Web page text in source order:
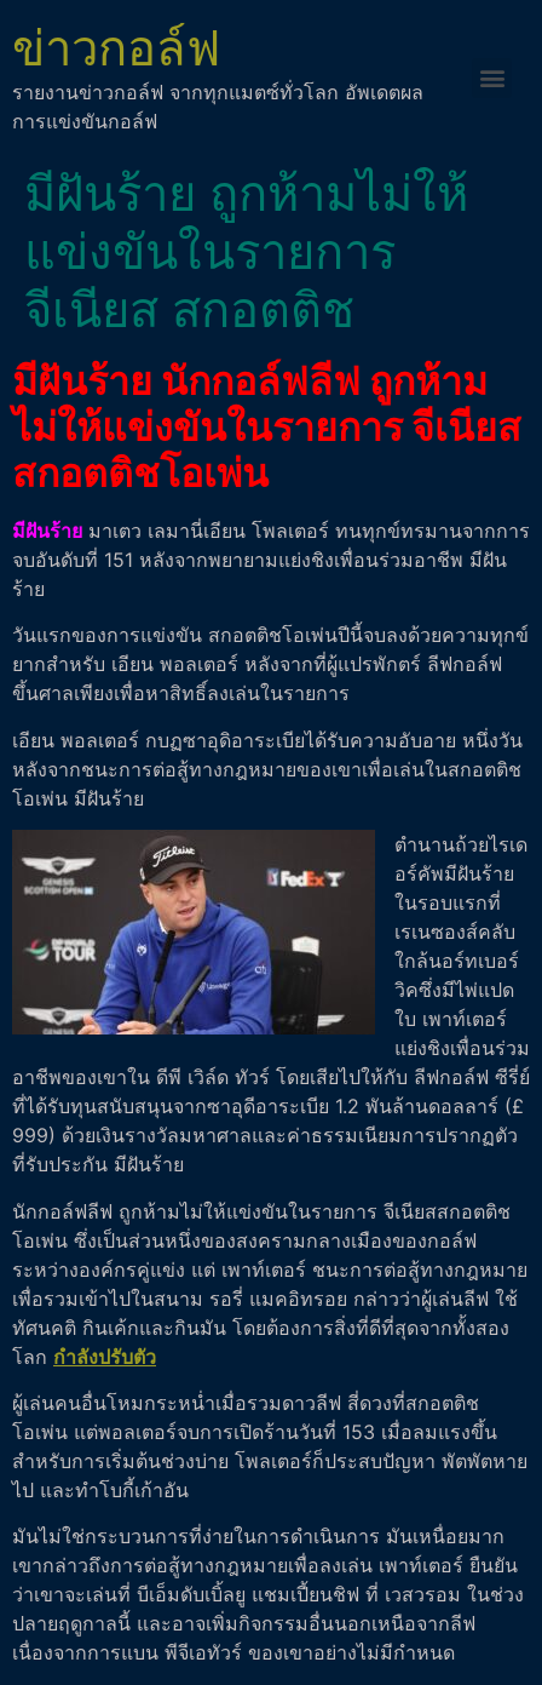
ข่าวกอล์ฟ
รายงานข่าวกอล์ฟ จากทุกแมตซ์ทั่วโลก อัพเดตผล
การแข่งขันกอล์ฟ
มีฝันร้าย ถูกห้ามไม่ให้
แข่งขันในรายการ
จีเนียส สกอตติช
มีฝันร้าย นักกอล์ฟลีฟ ถูกห้าม
ไม่ให้แข่งขันในรายการ จีเนียส
สกอตติชโอเพ่น
มีฝันร้าย มาเตว เลมานี่เอียน โพลเตอร์ ทนทุกข์ทรมานจากการ
จบอันดับที่ 151 หลังจากพยายามแย่งชิงเพื่อนร่วมอาชีพ มีฝัน
ร้าย
วันแรกของการแข่งขัน สกอตติชโอเพ่นปีนี้จบลงด้วยความทุกข์
ยากสำหรับ เอียน พอลเตอร์ หลังจากที่ผู้แปรพักตร์ ลีฟกอล์ฟ
ขึ้นศาลเพียงเพื่อหาสิทธิ์ลงเล่นในรายการ
เอียน พอลเตอร์ กบฏซาอุดิอาระเบียได้รับความอับอาย หนึ่งวัน
หลังจากชนะการต่อสู้ทางกฎหมายของเขาเพื่อเล่นในสกอตติช
โอเพ่น มีฝันร้าย
ตำนานถ้วยไรเด
อร์คัพมีฝันร้าย
ในรอบแรกที่
เรเนซองส์คลับ
ใกล้นอร์ทเบอร์
วิคซึ่งมีไพ่แปด
ใบ เพาท์เตอร์
แย่งชิงเพื่อนร่วม
อาชีพของเขาใน ดีพี เวิล์ด ทัวร์ โดยเสียไปให้กับ ลีฟกอล์ฟ ซีรี่ย์
ที่ได้รับทุนสนับสนุนจากซาอุดีอาระเบีย 1.2 พันล้านดอลลาร์ (£
999) ด้วยเงินรางวัลมหาศาลและค่าธรรมเนียมการปรากฏตัว
ที่รับประกัน มีฝันร้าย
นักกอล์ฟลีฟ ถูกห้ามไม่ให้แข่งขันในรายการ จีเนียสสกอตติช
โอเพ่น ซึ่งเป็นส่วนหนึ่งของสงครามกลางเมืองของกอล์ฟ
ระหว่างองค์กรคู่แข่ง แต่ เพาท์เตอร์ ชนะการต่อสู้ทางกฎหมาย
เพื่อรวมเข้าไปในสนาม รอรี่ แมคอิทรอย กล่าวว่าผู้เล่นลีฟ ใช้
ทัศนคติ กินเค้กและกินมัน โดยต้องการสิ่งที่ดีที่สุดจากทั้งสอง
โลก กำลังปรับตัว
ผู้เล่นคนอื่นโหมกระหน่ำเมื่อรวมดาวลีฟ สี่ดวงที่สกอตติช
โอเพ่น แต่พอลเตอร์จบการเปิดร้านวันที่ 153 เมื่อลมแรงขึ้น
สำหรับการเริ่มต้นช่วงบ่าย โพลเตอร์ก็ประสบปัญหา พัตพัตหาย
ไป และทำโบกี้เก้าอัน
มันไม่ใช่กระบวนการที่ง่ายในการดำเนินการ มันเหนื่อยมาก
เขากล่าวถึงการต่อสู้ทางกฎหมายเพื่อลงเล่น เพาท์เตอร์ ยืนยัน
ว่าเขาจะเล่นที่ บีเอ็มดับเบิ้ลยู แชมเปี้ยนชิฟ ที่ เวสวรอม ในช่วง
ปลายฤดูกาลนี้ และอาจเพิ่มกิจกรรมอื่นนอกเหนือจากลีฟ
เนื่องจากการแบน พีจีเอทัวร์ ของเขาอย่างไม่มีกำหนด